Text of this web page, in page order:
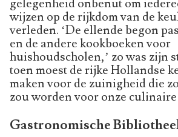
gelegenheid onbenut om
wijzen op de rijkdom van de
verleden. ‘De ellende begon
en de andere kookboeken voor
huishoudscholen,’ zo was zijn
toen moest de rijke Hollandse
maken voor de zuinigheid die
zou worden voor onze
Gastronomische